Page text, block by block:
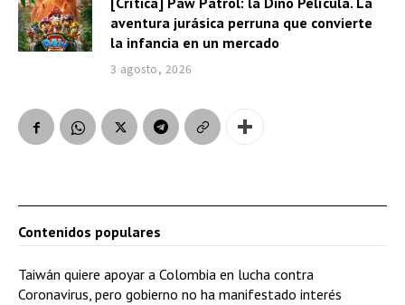
aventura jurásica perruna que convierte
la infancia en un mercado
3 agosto, 2026
Contenidos populares
Taiwán quiere apoyar a Colombia en lucha contra
Coronavirus, pero gobierno no ha manifestado interés